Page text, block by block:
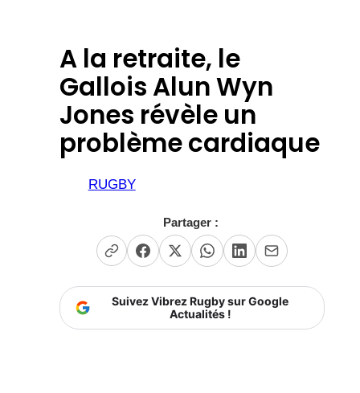
A la retraite, le
Gallois Alun Wyn
Jones révèle un
problème cardiaque
RUGBY
Partager :
Suivez Vibrez Rugby sur Google
Actualités !